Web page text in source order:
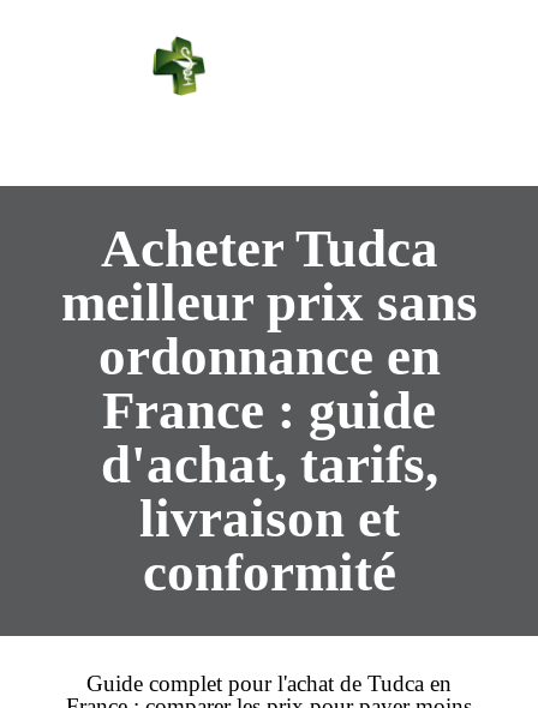
Acheter Tudca
meilleur prix sans
ordonnance en
France : guide
d'achat, tarifs,
livraison et
conformité
Guide complet pour l'achat de Tudcaen